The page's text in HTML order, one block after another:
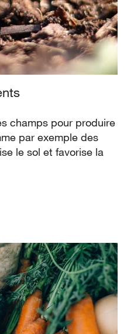
champs pour produire
par exemple des
le sol et favorise la